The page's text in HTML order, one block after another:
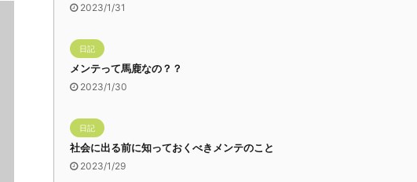
2023/1/31
日記
メンテって馬鹿なの？？
2023/1/30
日記
社会に出る前に知っておくべきメンテのこと
2023/1/29